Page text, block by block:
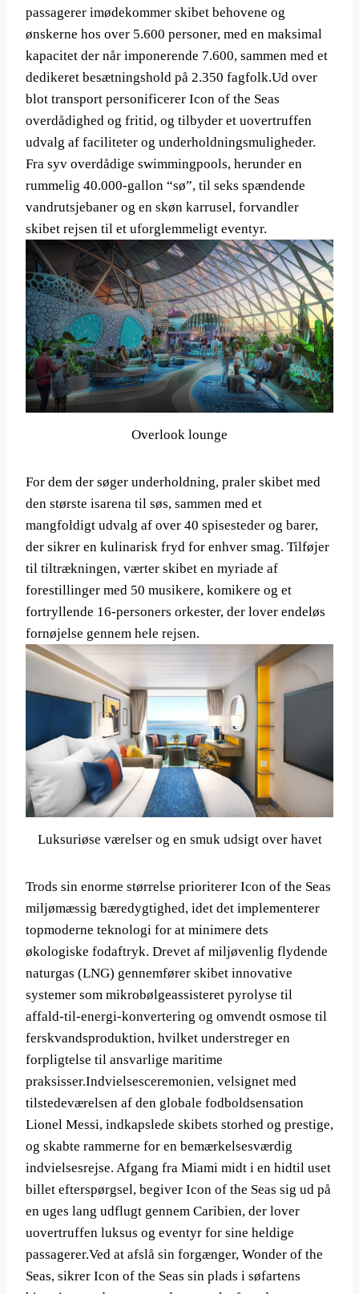
passagerer imødekommer skibet behovene og
ønskerne hos over 5.600 personer, med en maksimal
kapacitet der når imponerende 7.600, sammen med et
dedikeret besætningshold på 2.350 fagfolk.Ud over
blot transport personificerer Icon of the Seas
overdådighed og fritid, og tilbyder et uovertruffen
udvalg af faciliteter og underholdningsmuligheder.
Fra syv overdådige swimmingpools, herunder en
rummelig 40.000-gallon “sø”, til seks spændende
vandrutsjebaner og en skøn karrusel, forvandler
skibet rejsen til et uforglemmeligt eventyr.
Overlook lounge
For dem der søger underholdning, praler skibet med
den største isarena til søs, sammen med et
mangfoldigt udvalg af over 40 spisesteder og barer,
der sikrer en kulinarisk fryd for enhver smag. Tilføjer
til tiltrækningen, værter skibet en myriade af
forestillinger med 50 musikere, komikere og et
fortryllende 16-personers orkester, der lover endeløs
fornøjelse gennem hele rejsen.
Luksuriøse værelser og en smuk udsigt over havet
Trods sin enorme størrelse prioriterer Icon of the Seas
miljømæssig bæredygtighed, idet det implementerer
topmoderne teknologi for at minimere dets
økologiske fodaftryk. Drevet af miljøvenlig flydende
naturgas (LNG) gennemfører skibet innovative
systemer som mikrobølgeassisteret pyrolyse til
affald-til-energi-konvertering og omvendt osmose til
ferskvandsproduktion, hvilket understreger en
forpligtelse til ansvarlige maritime
praksisser.Indvielsesceremonien, velsignet med
tilstedeværelsen af den globale fodboldsensation
Lionel Messi, indkapslede skibets storhed og prestige,
og skabte rammerne for en bemærkelsesværdig
indvielsesrejse. Afgang fra Miami midt i en hidtil uset
billet efterspørgsel, begiver Icon of the Seas sig ud på
en uges lang udflugt gennem Caribien, der lover
uovertruffen luksus og eventyr for sine heldige
passagerer.Ved at afslå sin forgænger, Wonder of the
Seas, sikrer Icon of the Seas sin plads i søfartens